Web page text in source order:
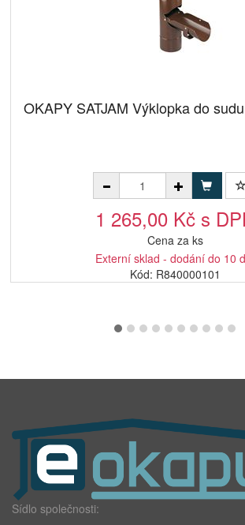
OKAPY SATJAM Výklopka do
1 265,00 Kč s
Cena za ks
Externí sklad - dodání do 10
Kód: R840000101
Sídlo společnosti: